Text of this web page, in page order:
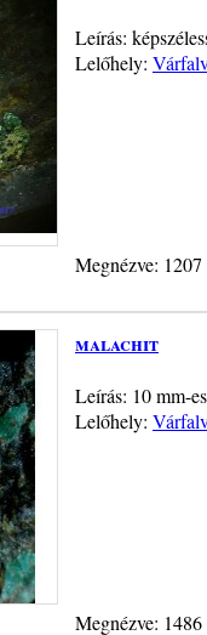
Leírás:
Lelőhely:
Megnézve:
malachit
Leírás: 10 mm-
Lelőhely:
Megnézve: